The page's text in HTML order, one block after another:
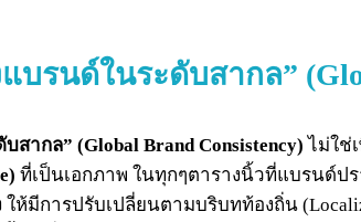
บรนด์ในระดับสากล”
ากล” (Global Brand Consistency) ไม่ใช่
ที่เป็นเอกภาพ ในทุกๆตารางนิ้วที่แบรนด์ป
ให้มีการปรับเปลี่ยนตามบริบทท้องถิ่น